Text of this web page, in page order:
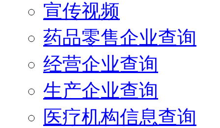
宣传视频
药品零售企业查询
经营企业查询
生产企业查询
医疗机构信息查询